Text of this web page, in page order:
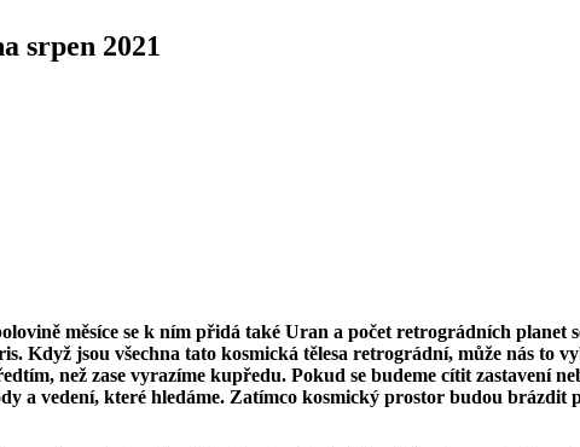
srpen 2021
měsíce se k ním přidá také Uran a počet retrográdních planet
jsou všechna tato kosmická tělesa retrográdní, může nás to
než zase vyrazíme kupředu. Pokud se budeme cítit zastavení
a vedení, které hledáme. Zatímco kosmický prostor budou brázdit